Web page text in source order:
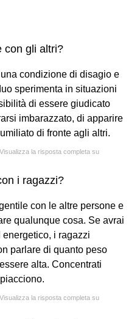
con gli altri?
condizione di disagio e
sperimenta in situazioni
di essere giudicato
imbarazzato, di apparire
di fronte agli altri.
Visualizza la risposta completa su
i ragazzi?
con le altre persone e
qualunque cosa. Se avrai
i ragazzi
parlare di quanto peso
alta. Concentrati
Visualizza la risposta completa su